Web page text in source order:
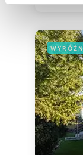
otrzymanymi
korzystania z